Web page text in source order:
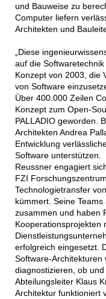
und Bauweise zu
Computer liefern
Architekten und
„Diese
auf die
Konzept von 2003, die
von Software
Über 400.000 Zeilen
Konzept zum Open-
PALLADIO geworden.
Architekten Andrea
Entwicklung
Software unterstützen.
Reussner engagiert
FZI
Technologietransfer
kümmert. Seine
zusammen und haben
Kooperationsprojekten
erfolgreich eingesetzt.
Software-Architekturen
diagnostizieren, ob
Abteilungsleiter Klaus
Architektur funktioniert